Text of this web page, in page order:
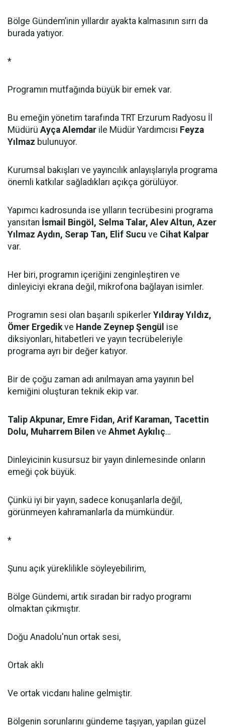
Bölge Gündem’inin yıllardır ayakta kalmasının sırrı da
burada yatıyor.
*
Programın mutfağında büyük bir emek var.
Bu emeğin yönetim tarafında TRT Erzurum Radyosu İl
Müdürü Ayça Alemdar ile Müdür Yardımcısı Feyza
Yılmaz bulunuyor.
Kurumsal bakışları ve yayıncılık anlayışlarıyla programa
önemli katkılar sağladıkları açıkça görülüyor.
Yapımcı kadrosunda ise yılların tecrübesini programa
yansıtan İsmail Bingöl, Selma Talar, Alev Altun, Azer
Yılmaz Aydın, Serap Tan, Elif Sucu ve Cihat Kalpar
var.
Her biri, programın içeriğini zenginleştiren ve
dinleyiciyi ekrana değil, mikrofona bağlayan isimler.
Programın sesi olan başarılı spikerler Yıldıray Yıldız,
Ömer Ergedikve Hande Zeynep Şengül ise
diksiyonları, hitabetleri ve yayın tecrübeleriyle
programa ayrı bir değer katıyor.
Bir de çoğu zaman adı anılmayan ama yayının bel
kemiğini oluşturan teknik ekip var.
Talip Akpunar, Emre Fidan, Arif Karaman, Tacettin
Dolu, Muharrem Bilen ve Ahmet Aykılıç…
Dinleyicinin kusursuz bir yayın dinlemesinde onların
emeği çok büyük.
Çünkü iyi bir yayın, sadece konuşanlarla değil,
görünmeyen kahramanlarla da mümkündür.
*
Şunu açık yüreklilikle söyleyebilirim,
Bölge Gündemi, artık sıradan bir radyo programı
olmaktan çıkmıştır.
Doğu Anadolu'nun ortak sesi,
Ortak aklı
Ve ortak vicdanı haline gelmiştir.
Bölgenin sorunlarını gündeme taşıyan, yapılan güzel